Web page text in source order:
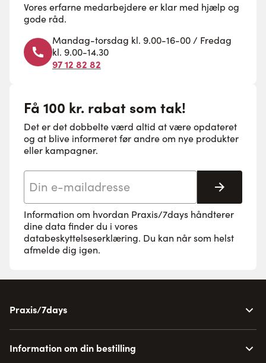
Vores erfarne medarbejdere er klar med hjælp og
gode råd.
Mandag-torsdag kl. 9.00-16-00 / Fredag
kl. 9.00-14.30
97 12 82 82
Få 100 kr. rabat som tak!
Det er det dobbelte værd altid at være opdateret
og at blive informeret før andre om nye produkter
eller kampagner.
Tilmeld
Information om hvordan Praxis/7days håndterer
dine data finder du i vores
databeskyttelseserklæring. Du kan når som helst
afmelde dig igen.
Praxis/7days
Information om din bestilling